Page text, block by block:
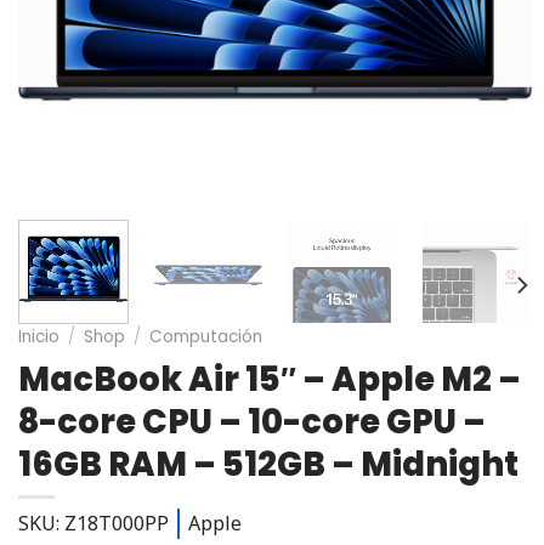
Inicio / Shop / Computación
MacBook Air 15″ – Apple M2 –
8-core CPU – 10-core GPU –
16GB RAM – 512GB – Midnight
SKU: Z18T000PP Apple